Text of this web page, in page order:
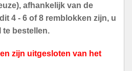
afhankelijk van de
4 - 6 of 8 remblokken zijn, u
te bestellen.
zijn uitgesloten van het